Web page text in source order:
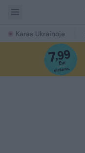
Karas Ukrainoje